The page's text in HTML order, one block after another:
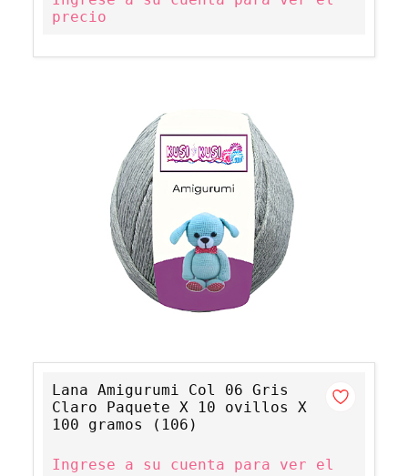
precio
Lana Amigurumi Col 06 Gris
Claro Paquete X 10 ovillos X
100 gramos (106)
Ingrese a su cuenta para ver el